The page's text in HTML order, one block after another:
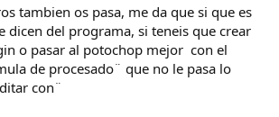
tambien os pasa, me da que si que es
dicen del programa, si teneis que crear
o pasar al potochop mejor con el
de procesado¨ que no le pasa lo
con¨